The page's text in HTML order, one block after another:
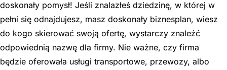
doskonały pomysł! Jeśli znalazłeś dziedzinę, w której w
pełni się odnajdujesz, masz doskonały biznesplan, wiesz
do kogo skierować swoją ofertę, wystarczy znaleźć
odpowiednią nazwę dla firmy. Nie ważne, czy firma
będzie oferowała usługi transportowe, przewozy, albo